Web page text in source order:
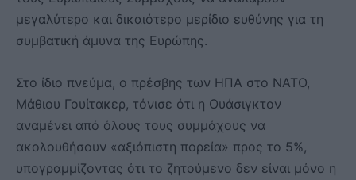
μεγαλύτερο και δικαιότερο μερίδιο ευθύνης για τη
συμβατική άμυνα της Ευρώπης.
Στο ίδιο πνεύμα, ο πρέσβης των ΗΠΑ στο ΝΑΤΟ,
Μάθιου Γουίτακερ, τόνισε ότι η Ουάσιγκτον
αναμένει από όλους τους συμμάχους να
ακολουθήσουν «αξιόπιστη πορεία» προς το 5%,
υπογραμμίζοντας ότι το ζητούμενο δεν είναι μόνο η